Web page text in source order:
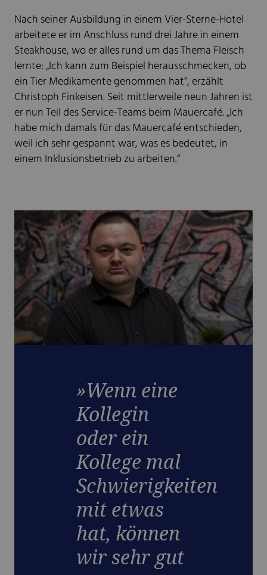
Nach seiner Ausbildung in einem Vier-Sterne-Hotel
arbeitete er im Anschluss rund drei Jahre in einem
Steakhouse, wo er alles rund um das Thema Fleisch
lernte: „Ich kann zum Beispiel herausschmecken, ob
ein Tier Medikamente genommen hat“, erzählt
Christoph Finkeisen. Seit mittlerweile neun Jahren ist
er nun Teil des Service-Teams beim Mauercafé. „Ich
habe mich damals für das Mauercafé entschieden,
weil ich sehr gespannt war, was es bedeutet, in
einem Inklusionsbetrieb zu arbeiten.“
»Wenn eine
Kollegin
oder ein
Kollege mal
Schwierigkeiten
mit etwas
hat, können
wir sehr gut